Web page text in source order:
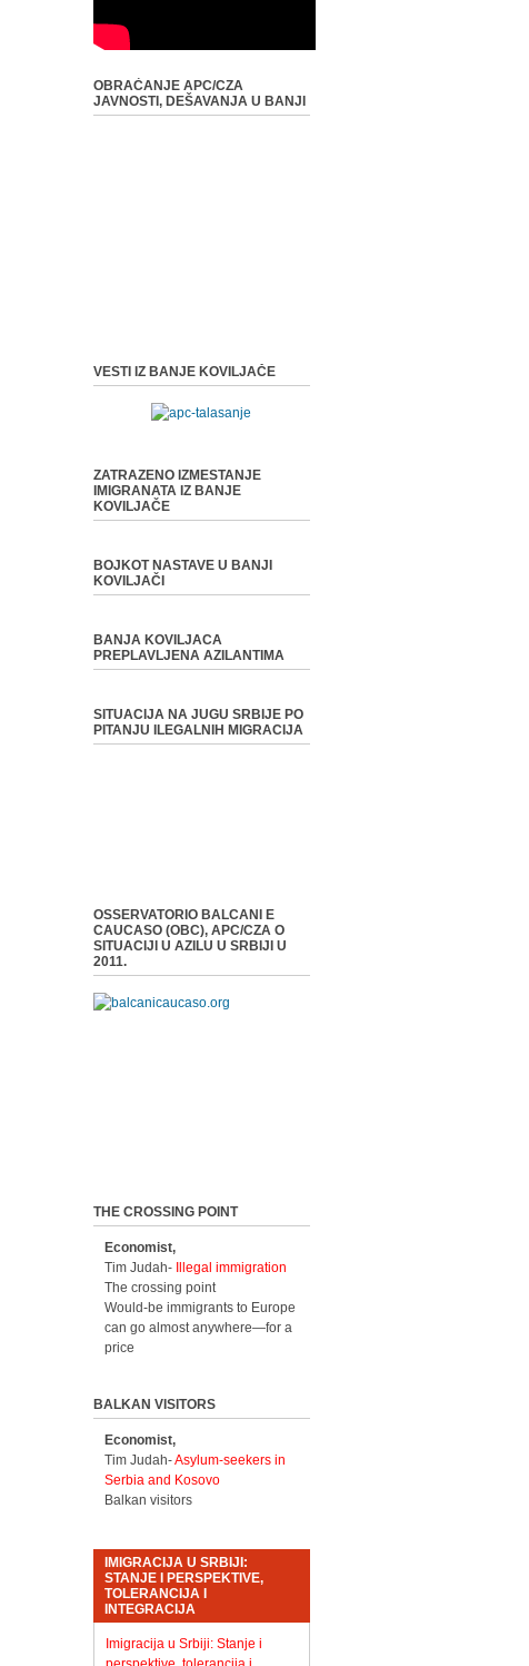
OBRAĆANJE APC/CZA
JAVNOSTI, DEŠAVANJA U BANJI
VESTI IZ BANJE KOVILJAČE
ZATRAZENO IZMESTANJE
IMIGRANATA IZ BANJE
KOVILJAČE
BOJKOT NASTAVE U BANJI
KOVILJAČI
BANJA KOVILJACA
PREPLAVLJENA AZILANTIMA
SITUACIJA NA JUGU SRBIJE PO
PITANJU ILEGALNIH MIGRACIJA
OSSERVATORIO BALCANI E
CAUCASO (OBC), APC/CZA O
SITUACIJI U AZILU U SRBIJI U
2011.
THE CROSSING POINT
Economist,
Tim Judah-
Illegal immigration
The crossing point
Would-be immigrants to Europe
can go almost anywhere—for a
price
BALKAN VISITORS
Economist,
Tim Judah-Asylum-seekers in
Serbia and Kosovo
Balkan visitors
IMIGRACIJA U SRBIJI:
STANJE I PERSPEKTIVE,
TOLERANCIJA I
INTEGRACIJA
Imigracija u Srbiji: Stanje i